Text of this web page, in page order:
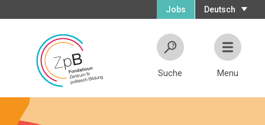
Deutsch
Jobs
Suche Menu